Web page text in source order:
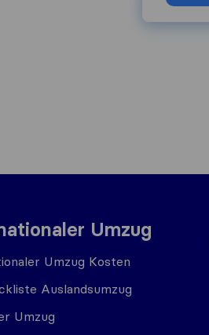
Umzug
Umzug Kosten
Auslandsumzug
Umzug